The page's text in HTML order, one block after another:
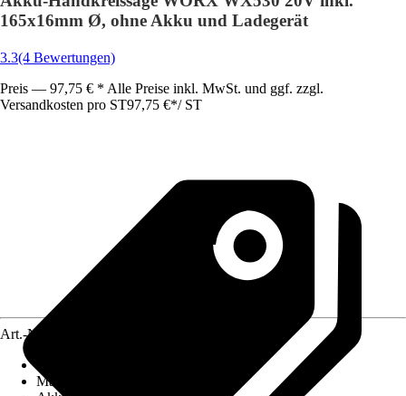
165x16mm Ø, ohne Akku und Ladegerät
3.3(4 Bewertungen)
Preis — 97,75 € * Alle Preise inkl. MwSt. und ggf. zzgl.
Versandkosten pro ST97,75 €*/ ST
Art.-Nr.
Max. Schnitttiefe in Holz